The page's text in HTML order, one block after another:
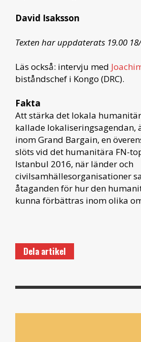
David Isaksson
Texten har uppdaterats 19.00
Läs också: intervju med
biståndschef i Kongo (DRC).
Fakta
Att stärka det lokala
kallade lokaliseringsagendan,
inom Grand Bargain, en
slöts vid det humanitära FN-
Istanbul 2016, när länder och
civilsamhällesorganisationer
åtaganden för hur den
kunna förbättras inom olika
Dela artikel